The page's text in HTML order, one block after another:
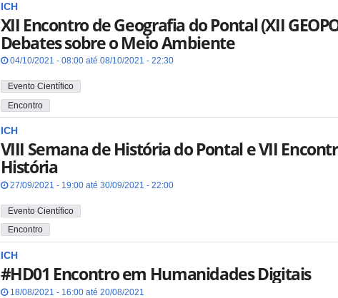
ICH
XII Encontro de Geografia do Pontal (XII
Debates sobre o Meio Ambiente
04/10/2021 - 08:00 até 08/10/2021 - 22:30
Evento Científico
Encontro
ICH
VIII Semana de História do Pontal e VII
História
27/09/2021 - 19:00 até 30/09/2021 - 22:00
Evento Científico
Encontro
ICH
#HD01 Encontro em Humanidades Digitais
18/08/2021 - 16:00 até 20/08/2021